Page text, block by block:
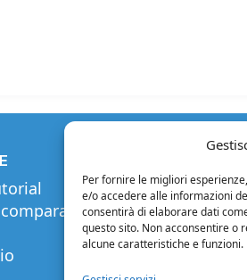
Per fornire le migliori
e/o accedere alle informazioni
consentirà di elaborare dati
questo sito. Non acconsentire o
alcune caratteristiche e funzioni.
Note legali
Privacy Policy
Condizioni di
Condizioni generali